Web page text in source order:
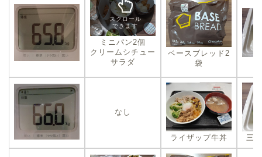
ミニパン2個
クリームシチュー
サラダ
ベースブレッド2
袋
なし
ライザップ牛丼 三
スクロール
できます